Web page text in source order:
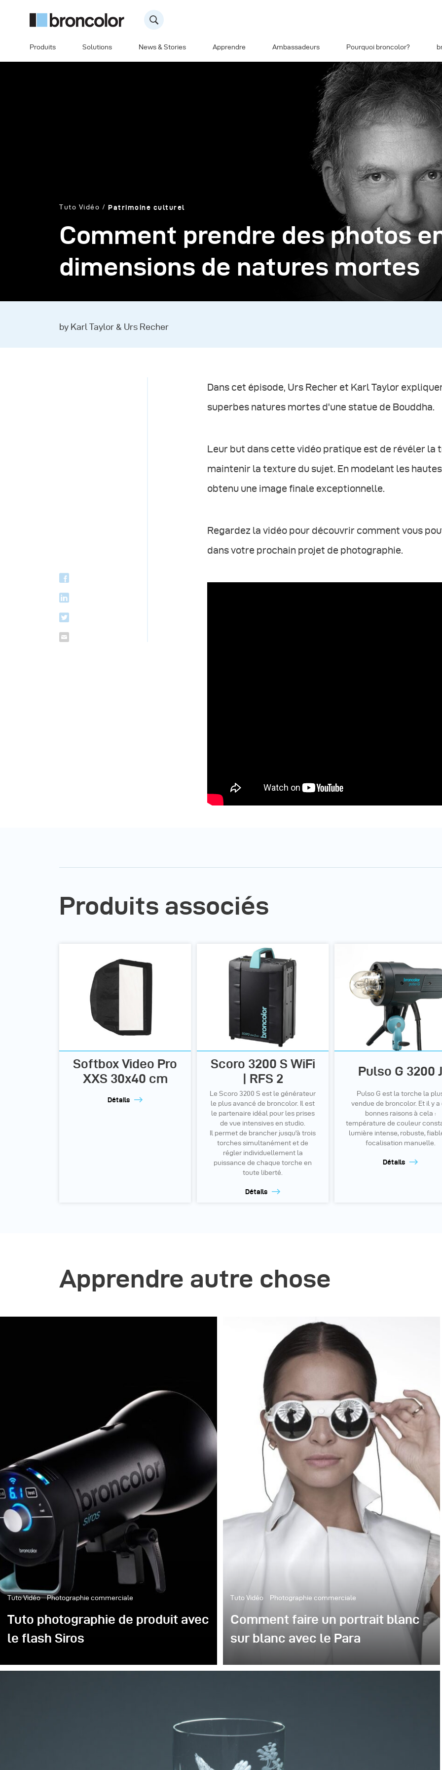
Produits Solutions News & Stories Apprendre Ambassadeurs Pourquoi broncolor?
Tuto Vidéo Patrimoine culturel
Comment prendre des photos
dimensions de natures mortes
by Karl Taylor & Urs Recher
Dans cet épisode, Urs Recher et Karl Taylor
superbes natures mortes d'une statue de Bouddha.
Leur but dans cette vidéo pratique est de révéler la
maintenir la texture du sujet. En modelant les
obtenu une image finale exceptionnelle.
Regardez la vidéo pour découvrir comment vous
dans votre prochain projet de photographie.
Produits associés
Softbox Video Pro
XXS 30x40 cm
Détails
Scoro 3200 S WiFi
| RFS 2
Le Scoro 3200 S est le générateur
le plus avancé de broncolor. Il est
le partenaire idéal pour les prises
de vue intensives en studio.
Il permet de brancher jusqu'à trois
torches simultanément et de
régler individuellement la
puissance de chaque torche en
toute liberté.
Détails
Pulso G 3200 J
Pulso G est la torche la
vendue de broncolor. Et il y a
bonnes raisons à cela :
température de couleur
lumière intense, robuste,
focalisation manuelle.
Détails
Apprendre autre chose
Tuto Vidéo Photographie commerciale
Tuto photographie de produit avec
le flash Siros
Tuto Vidéo Photographie commerciale
Comment faire un portrait blanc
sur blanc avec le Para